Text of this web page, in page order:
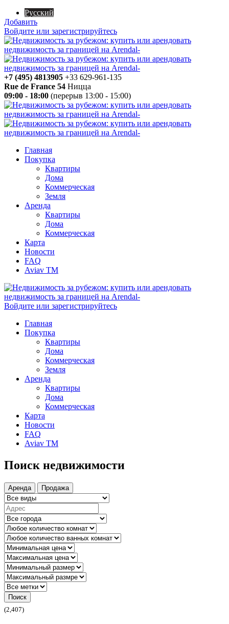
Русский
Добавить
Войдите или зарегистрируйтесь
+7 (495) 4813905 +33 629-961-135
Rue de France 54 Ницца
09:00 - 18:00 (перерыв 13:00 - 15:00)
Главная
Покупка
Квартиры
Дома
Коммерческая
Земля
Аренда
Квартиры
Дома
Коммерческая
Карта
Новости
FAQ
Aviav TM
Войдите или зарегистрируйтесь
Главная
Покупка
Квартиры
Дома
Коммерческая
Земля
Аренда
Квартиры
Дома
Коммерческая
Карта
Новости
FAQ
Aviav TM
Поиск недвижимости
Аренда Продажа
Поиск
(2,407)